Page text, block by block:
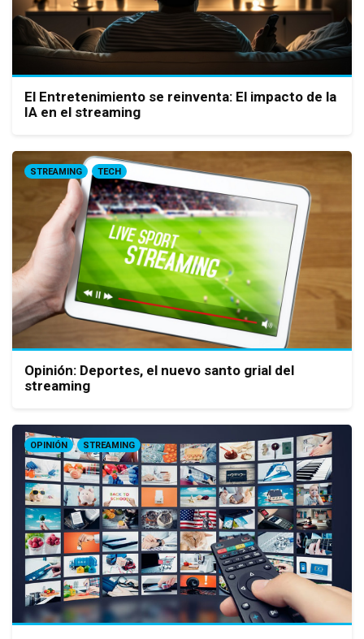
El Entretenimiento se reinventa: El impacto de la
IA en el streaming
STREAMING TECH
Opinión: Deportes, el nuevo santo grial del
streaming
OPINIÓN STREAMING